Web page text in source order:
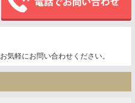
お気軽にお問い合わせください。